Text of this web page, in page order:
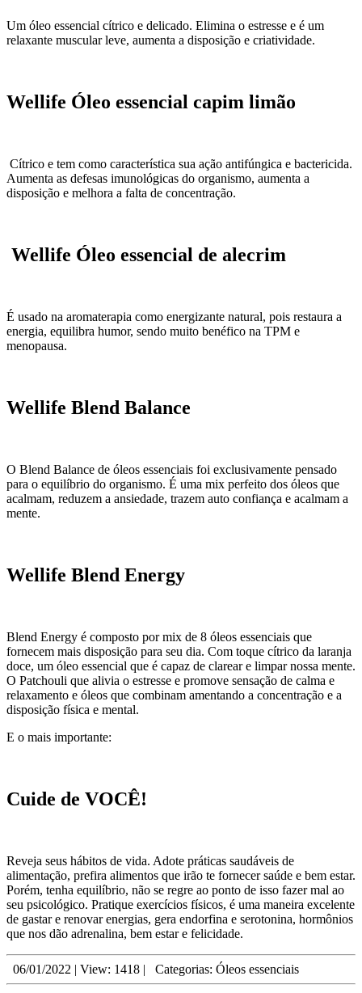
Um óleo essencial cítrico e delicado. Elimina o estresse e é um
relaxante muscular leve, aumenta a disposição e criatividade.
Wellife Óleo essencial capim limão
Cítrico e tem como característica sua ação antifúngica e bactericida.
Aumenta as defesas imunológicas do organismo, aumenta a
disposição e melhora a falta de concentração.
Wellife Óleo essencial de alecrim
É usado na aromaterapia como energizante natural, pois restaura a
energia, equilibra humor, sendo muito benéfico na TPM e
menopausa.
Wellife Blend Balance
O Blend Balance de óleos essenciais foi exclusivamente pensado
para o equilíbrio do organismo. É uma mix perfeito dos óleos que
acalmam, reduzem a ansiedade, trazem auto confiança e acalmam a
mente.
Wellife Blend Energy
Blend Energy é composto por mix de 8 óleos essenciais que
fornecem mais disposição para seu dia. Com toque cítrico da laranja
doce, um óleo essencial que é capaz de clarear e limpar nossa mente.
O Patchouli que alivia o estresse e promove sensação de calma e
relaxamento e óleos que combinam amentando a concentração e a
disposição física e mental.
E o mais importante:
Cuide de VOCÊ!
Reveja seus hábitos de vida. Adote práticas saudáveis de
alimentação, prefira alimentos que irão te fornecer saúde e bem estar.
Porém, tenha equilíbrio, não se regre ao ponto de isso fazer mal ao
seu psicológico. Pratique exercícios físicos, é uma maneira excelente
de gastar e renovar energias, gera endorfina e serotonina, hormônios
que nos dão adrenalina, bem estar e felicidade.
06/01/2022 | View: 1418 | Categorias: Óleos essenciais